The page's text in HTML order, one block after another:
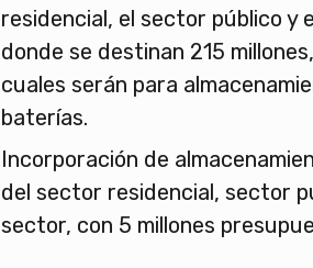
residencial, el sector público y
donde se destinan 215
cuales serán para
baterías.
Incorporación de
del sector residencial, sector
sector, con 5 millones